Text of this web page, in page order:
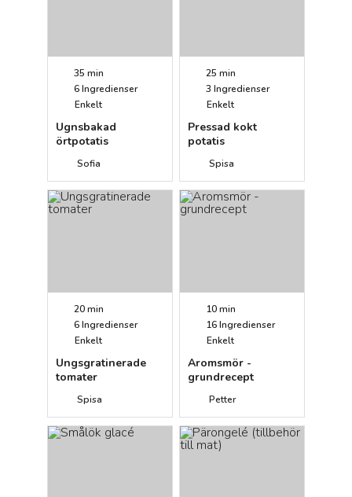
35 min
6Ingredienser
Enkelt
Ugnsbakad
örtpotatis
Sofia
25 min
3 Ingredienser
Enkelt
Pressad kokt
potatis
Spisa
20 min
6Ingredienser
Enkelt
Ungsgratinerade
tomater
Spisa
10 min
16Ingredienser
Enkelt
Aromsmör -
grundrecept
Petter